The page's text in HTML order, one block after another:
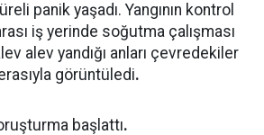
panik yaşadı. Yangının kontrol
iş yerinde soğutma çalışması
alev yandığı anları çevredekiler
görüntüledi.
başlattı.